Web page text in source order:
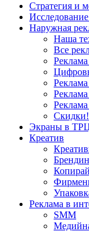
Стратегия и
Наружная
Наша
Все
Скидки!
Экраны в
Креатив
Реклама в
SMM